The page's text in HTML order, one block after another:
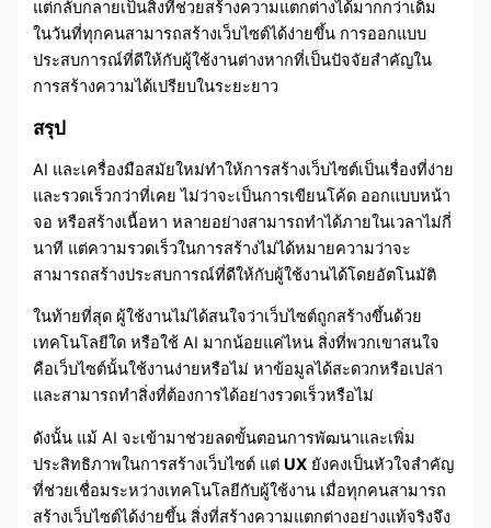
แต่กลับกลายเป็นสิ่งที่ช่วยสร้างความแตกต่างได้มากกว่าเดิม
ในวันที่ทุกคนสามารถสร้างเว็บไซต์ได้ง่ายขึ้น การออกแบบ
ประสบการณ์ที่ดีให้กับผู้ใช้งานต่างหากที่เป็นปัจจัยสำคัญใน
การสร้างความได้เปรียบในระยะยาว
สรุป
AI และเครื่องมือสมัยใหม่ทำให้การสร้างเว็บไซต์เป็นเรื่องที่ง่าย
และรวดเร็วกว่าที่เคย ไม่ว่าจะเป็นการเขียนโค้ด ออกแบบหน้า
จอ หรือสร้างเนื้อหา หลายอย่างสามารถทำได้ภายในเวลาไม่กี่
นาที แต่ความรวดเร็วในการสร้างไม่ได้หมายความว่าจะ
สามารถสร้างประสบการณ์ที่ดีให้กับผู้ใช้งานได้โดยอัตโนมัติ
ในท้ายที่สุด ผู้ใช้งานไม่ได้สนใจว่าเว็บไซต์ถูกสร้างขึ้นด้วย
เทคโนโลยีใด หรือใช้ AI มากน้อยแค่ไหน สิ่งที่พวกเขาสนใจ
คือเว็บไซต์นั้นใช้งานง่ายหรือไม่ หาข้อมูลได้สะดวกหรือเปล่า
และสามารถทำสิ่งที่ต้องการได้อย่างรวดเร็วหรือไม่
ดังนั้น แม้ AI จะเข้ามาช่วยลดขั้นตอนการพัฒนาและเพิ่ม
ประสิทธิภาพในการสร้างเว็บไซต์ แต่ UX ยังคงเป็นหัวใจสำคัญ
ที่ช่วยเชื่อมระหว่างเทคโนโลยีกับผู้ใช้งาน เมื่อทุกคนสามารถ
สร้างเว็บไซต์ได้ง่ายขึ้น สิ่งที่สร้างความแตกต่างอย่างแท้จริงจึง